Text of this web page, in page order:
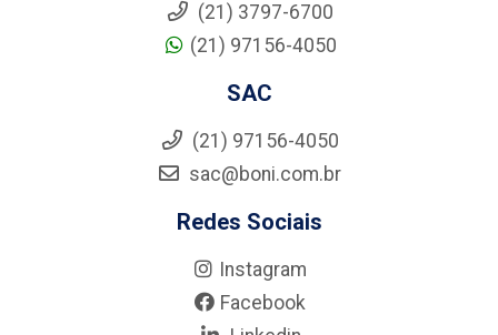
(21) 3797-6700
(21) 97156-4050
SAC
(21) 97156-4050
sac@boni.com.br
Redes Sociais
Instagram
Facebook